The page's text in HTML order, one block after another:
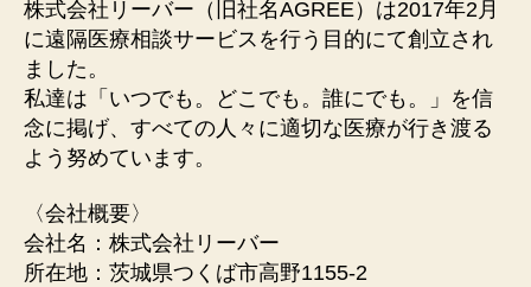
株式会社リーバー（旧社名AGREE）は2017年2月
に遠隔医療相談サービスを行う目的にて創立され
ました。
私達は「いつでも。どこでも。誰にでも。」を信
念に掲げ、すべての人々に適切な医療が行き渡る
よう努めています。
〈会社概要〉
会社名：株式会社リーバー
所在地：茨城県つくば市高野1155-2